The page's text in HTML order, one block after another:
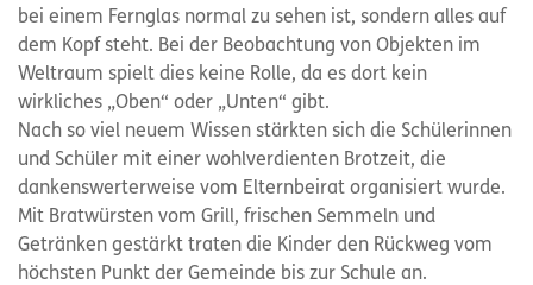
bei einem Fernglas normal zu sehen ist, sondern alles auf
dem Kopf steht. Bei der Beobachtung von Objekten im
Weltraum spielt dies keine Rolle, da es dort kein
wirkliches „Oben“ oder „Unten“ gibt.
Nach so viel neuem Wissen stärkten sich die Schülerinnen
und Schüler mit einer wohlverdienten Brotzeit, die
dankenswerterweise vom Elternbeirat organisiert wurde.
Mit Bratwürsten vom Grill, frischen Semmeln und
Getränken gestärkt traten die Kinder den Rückweg vom
höchsten Punkt der Gemeinde bis zur Schule an.